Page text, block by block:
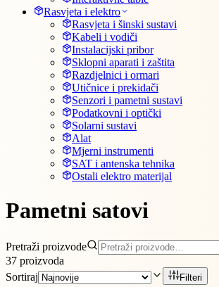
Rasvjeta i elektro
Rasvjeta i šinski sustavi
Kabeli i vodiči
Instalacijski pribor
Sklopni aparati i zaštita
Razdjelnici i ormari
Utičnice i prekidači
Senzori i pametni sustavi
Podatkovni i optički
Solarni sustavi
Alat
Mjerni instrumenti
SAT i antenska tehnika
Ostali elektro materijal
Pametni satovi
Pretraži proizvode
37 proizvoda
Sortiraj
Filteri